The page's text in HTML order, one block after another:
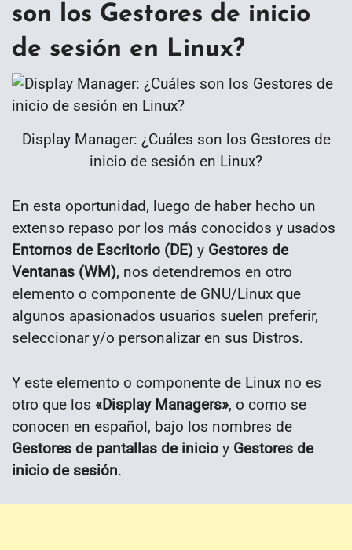
son los Gestores de inicio
de sesión en Linux?
Display Manager: ¿Cuáles son los Gestores de
inicio de sesión en Linux?
En esta oportunidad, luego de haber hecho un
extenso repaso por los más conocidos y usados
Entornos de Escritorio (DE) y Gestores de
Ventanas (WM), nos detendremos en otro
elemento o componente de GNU/Linux que
algunos apasionados usuarios suelen preferir,
seleccionar y/o personalizar en sus Distros.
Y este elemento o componente de Linux no es
otro que los «Display Managers», o como se
conocen en español, bajo los nombres de
Gestores de pantallas de inicio y Gestores de
inicio de sesión.